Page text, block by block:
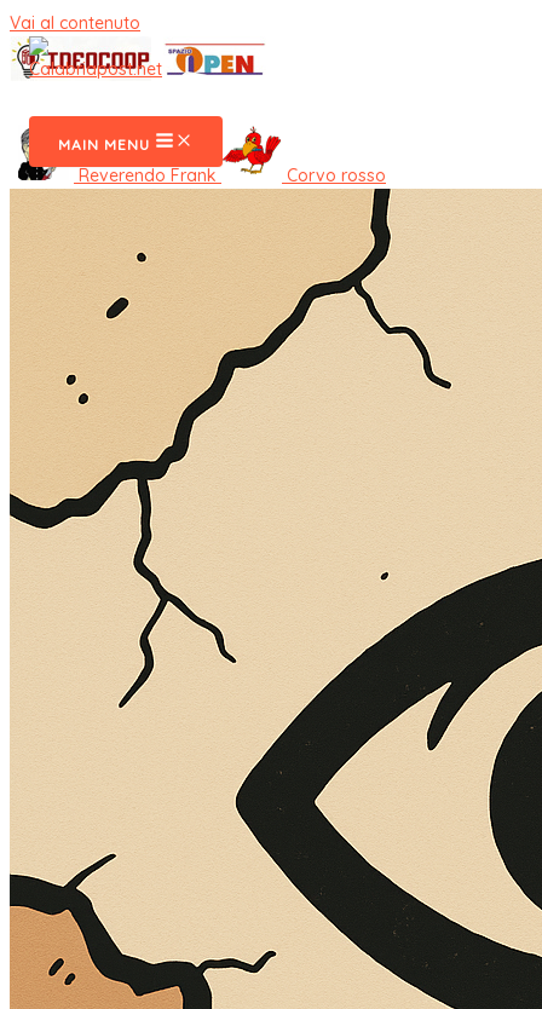
Vai al contenuto
MAIN MENU
Reverendo Frank Corvo rosso